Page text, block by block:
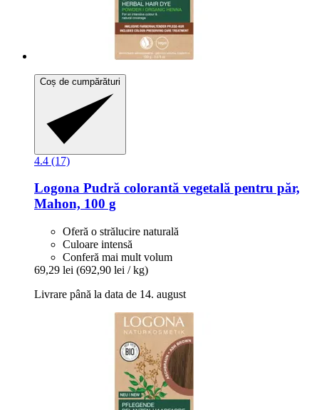
Coș de cumpărături
4.4 (17)
Logona Pudră colorantă vegetală pentru păr,
Mahon, 100 g
Oferă o strălucire naturală
Culoare intensă
Conferă mai mult volum
69,29 lei (692,90 lei / kg)
Livrare până la data de 14. august